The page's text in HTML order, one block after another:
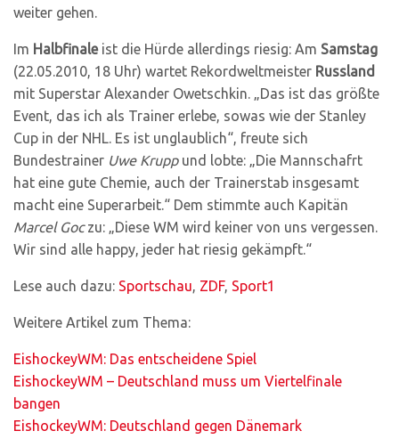
weiter gehen.
Im Halbfinaleist die Hürde allerdings riesig: Am Samstag
(22.05.2010, 18 Uhr) wartet Rekordweltmeister Russland
mit Superstar Alexander Owetschkin. „Das ist das größte
Event, das ich als Trainer erlebe, sowas wie der Stanley
Cup in der NHL. Es ist unglaublich“, freute sich
Bundestrainer Uwe Kruppund lobte: „Die Mannschafrt
hat eine gute Chemie, auch der Trainerstab insgesamt
macht eine Superarbeit.“ Dem stimmte auch Kapitän
Marcel Goczu: „Diese WM wird keiner von uns vergessen.
Wir sind alle happy, jeder hat riesig gekämpft.“
Lese auch dazu: Sportschau, ZDF, Sport1
Weitere Artikel zum Thema:
EishockeyWM: Das entscheidene Spiel
EishockeyWM – Deutschland muss um Viertelfinale
bangen
EishockeyWM: Deutschland gegen Dänemark